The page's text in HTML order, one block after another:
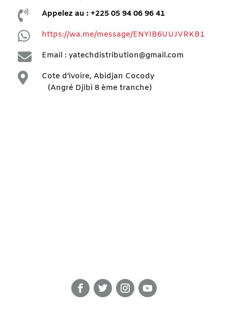
 Appelez au : +225 05 94 06 96 41
 https://wa.me/message/ENYIB6UUJVRKB1
 Email : yatechdistribution@gmail.com

Cote d’ivoire, Abidjan Cocody
(Angré Djibi 8 ème tranche)